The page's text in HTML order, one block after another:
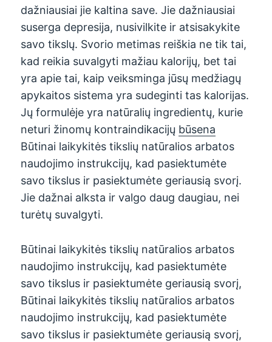
dažniausiai jie kaltina save. Jie dažniausiai
suserga depresija, nusivilkite ir atsisakykite
savo tikslų. Svorio metimas reiškia ne tik tai,
kad reikia suvalgyti mažiau kalorijų, bet tai
yra apie tai, kaip veiksminga jūsų medžiagų
apykaitos sistema yra sudeginti tas kalorijas.
Jų formulėje yra natūralių ingredientų, kurie
neturi žinomų kontraindikacijų būsena
Būtinai laikykitės tikslių natūralios arbatos
naudojimo instrukcijų, kad pasiektumėte
savo tikslus ir pasiektumėte geriausią svorį.
Jie dažnai alksta ir valgo daug daugiau, nei
turėtų suvalgyti.
Būtinai laikykitės tikslių natūralios arbatos
naudojimo instrukcijų, kad pasiektumėte
savo tikslus ir pasiektumėte geriausią svorį,
Būtinai laikykitės tikslių natūralios arbatos
naudojimo instrukcijų, kad pasiektumėte
savo tikslus ir pasiektumėte geriausią svorį,